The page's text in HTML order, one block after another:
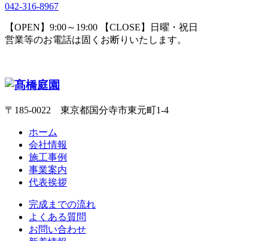
042-316-8967
【OPEN】9:00～19:00 【CLOSE】日曜・祝日
営業等のお電話は固くお断りいたします。
〒185-0022 東京都国分寺市東元町1-4
ホーム
会社情報
施工事例
事業案内
代表挨拶
完成までの流れ
よくある質問
お問い合わせ